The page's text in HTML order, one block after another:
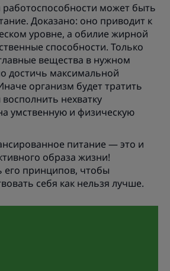
может быть
Доказано: оно приводит к
уровне, а обилие жирной
способности. Только
вещества в нужном
достичь максимальной
организм будет тратить
нехватку
умственную и физическую
питание — это и
образа жизни!
его принципов, чтобы
себя как нельзя лучше.